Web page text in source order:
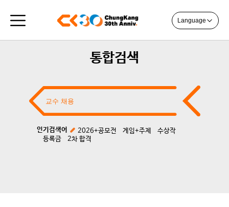
Language
통합검색
인기검색어 2026+공모전 게임+주제
수상작
등록금
2차 합격